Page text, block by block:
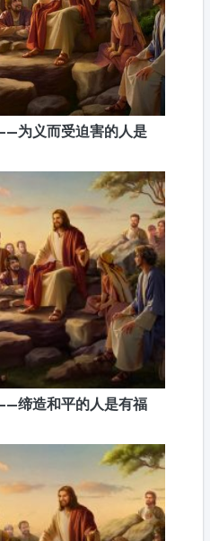
为义而受迫害的人是
缔造和平的人是有福